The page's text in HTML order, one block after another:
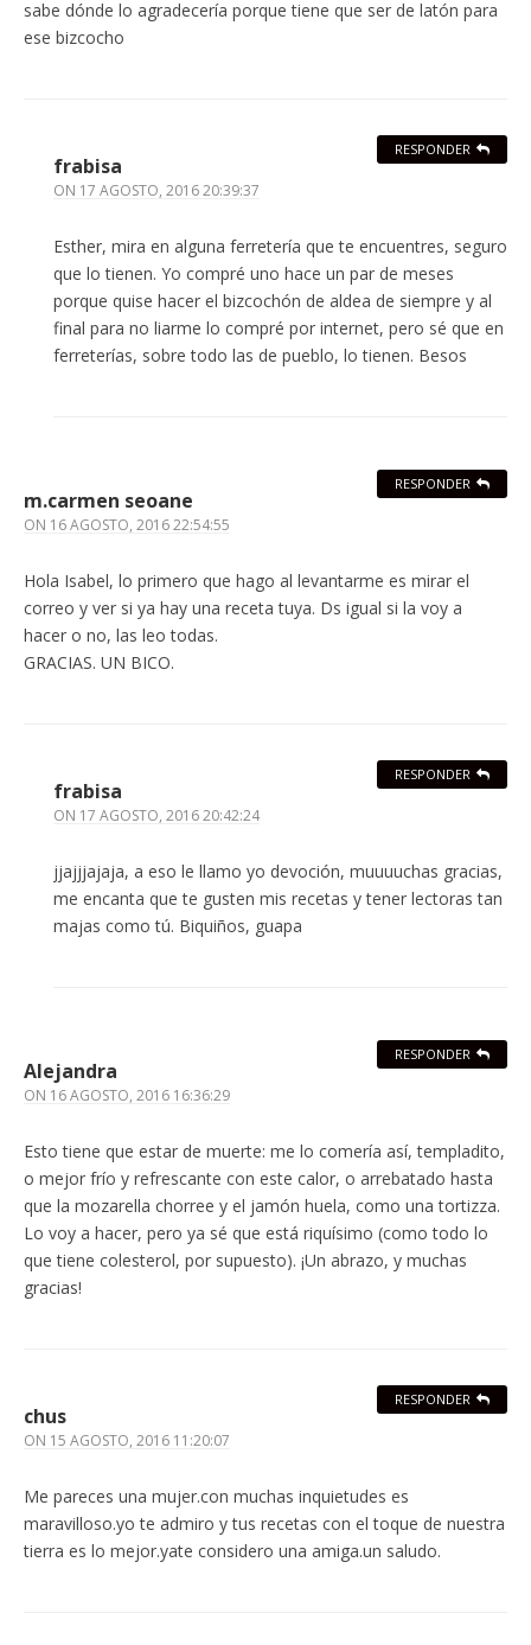
sabe dónde lo agradecería porque tiene que ser de latón para
ese bizcocho
frabisa
ON 17 AGOSTO, 2016 20:39:37
Esther, mira en alguna ferretería que te encuentres, seguro
que lo tienen. Yo compré uno hace un par de meses
porque quise hacer el bizcochón de aldea de siempre y al
final para no liarme lo compré por internet, pero sé que en
ferreterías, sobre todo las de pueblo, lo tienen. Besos
RESPONDER
m.carmen seoane
ON 16 AGOSTO, 2016 22:54:55
Hola Isabel, lo primero que hago al levantarme es mirar el
correo y ver si ya hay una receta tuya. Ds igual si la voy a
hacer o no, las leo todas.
GRACIAS. UN BICO.
RESPONDER
frabisa
ON 17 AGOSTO, 2016 20:42:24
jjajjjajaja, a eso le llamo yo devoción, muuuuchas gracias,
me encanta que te gusten mis recetas y tener lectoras tan
majas como tú. Biquiños, guapa
RESPONDER
Alejandra
ON 16 AGOSTO, 2016 16:36:29
Esto tiene que estar de muerte: me lo comería así, templadito,
o mejor frío y refrescante con este calor, o arrebatado hasta
que la mozarella chorree y el jamón huela, como una tortizza.
Lo voy a hacer, pero ya sé que está riquísimo (como todo lo
que tiene colesterol, por supuesto). ¡Un abrazo, y muchas
gracias!
RESPONDER
chus
ON 15 AGOSTO, 2016 11:20:07
Me pareces una mujer.con muchas inquietudes es
maravilloso.yo te admiro y tus recetas con el toque de nuestra
tierra es lo mejor.yate considero una amiga.un saludo.
RESPONDER